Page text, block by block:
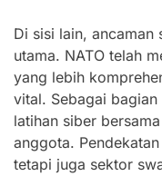
Di sisi lain,
utama. NATO telah
yang lebih
vital. Sebagai
latihan siber
anggota.
tetapi juga sektor